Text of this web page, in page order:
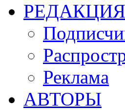
РЕДАКЦИЯ
Реклама
АВТОРЫ